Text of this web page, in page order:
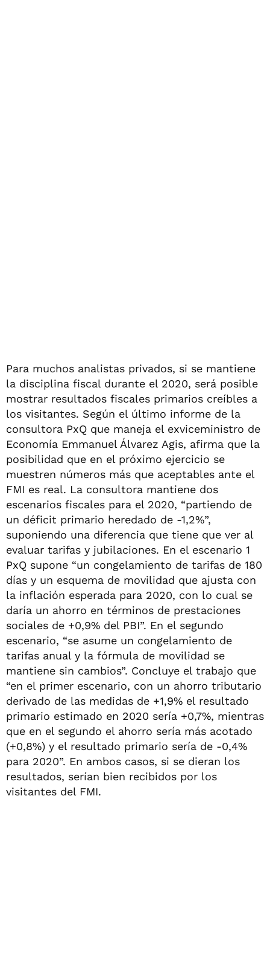
Para muchos analistas privados, si se mantiene
la disciplina fiscal durante el 2020, será posible
mostrar resultados fiscales primarios creíbles a
los visitantes. Según el último informe de la
consultora PxQ que maneja el exviceministro de
Economía Emmanuel Álvarez Agis, afirma que la
posibilidad que en el próximo ejercicio se
muestren números más que aceptables ante el
FMI es real. La consultora mantiene dos
escenarios fiscales para el 2020, “partiendo de
un déficit primario heredado de -1,2%”,
suponiendo una diferencia que tiene que ver al
evaluar tarifas y jubilaciones. En el escenario 1
PxQ supone “un congelamiento de tarifas de 180
días y un esquema de movilidad que ajusta con
la inflación esperada para 2020, con lo cual se
daría un ahorro en términos de prestaciones
sociales de +0,9% del PBI”. En el segundo
escenario, “se asume un congelamiento de
tarifas anual y la fórmula de movilidad se
mantiene sin cambios”. Concluye el trabajo que
“en el primer escenario, con un ahorro tributario
derivado de las medidas de +1,9% el resultado
primario estimado en 2020 sería +0,7%, mientras
que en el segundo el ahorro sería más acotado
(+0,8%) y el resultado primario sería de -0,4%
para 2020”. En ambos casos, si se dieran los
resultados, serían bien recibidos por los
visitantes del FMI.